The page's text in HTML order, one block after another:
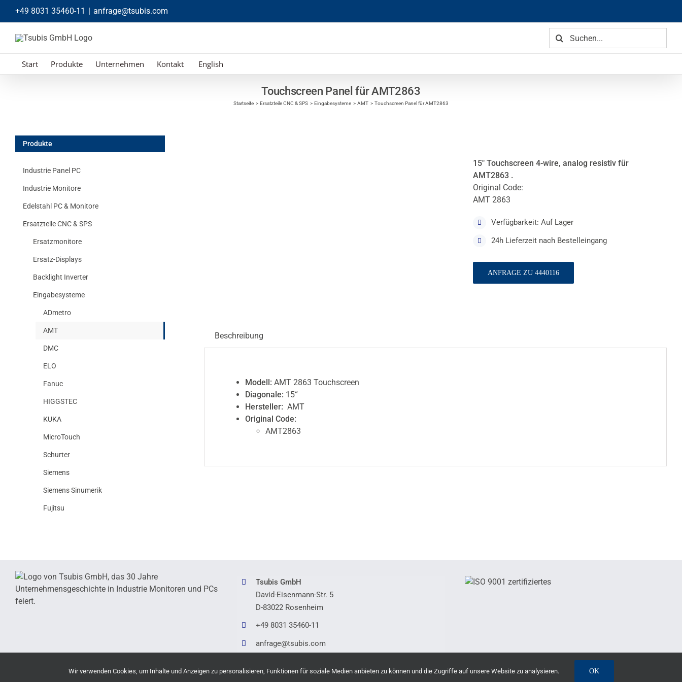
+49 8031 35460-11 | anfrage@tsubis.com
Suche
nach:
Start Produkte Unternehmen Kontakt English
Touchscreen Panel für AMT2863
Startseite Ersatzteile CNC & SPS Eingabesysteme AMT Touchscreen Panel für AMT2863
15″ Touchscreen 4-wire, analog resistiv für
AMT2863 .
Original Code:
AMT 2863
Verfügbarkeit: Auf Lager
24h Lieferzeit nach Bestelleingang
ANFRAGE ZU 4440116
Beschreibung
Modell: AMT 2863 Touchscreen
Diagonale: 15“
Hersteller: AMT
Original Code:
AMT2863
Produkte
Industrie Panel PC
Industrie Monitore
Edelstahl PC & Monitore
Ersatzteile CNC & SPS
Ersatzmonitore
Ersatz-Displays
Backlight Inverter
Eingabesysteme
ADmetro
AMT
DMC
ELO
Fanuc
HIGGSTEC
KUKA
MicroTouch
Schurter
Siemens
Siemens Sinumerik
Fujitsu
Tsubis GmbH
David-Eisenmann-Str. 5
D-83022 Rosenheim
+49 8031 35460-11
anfrage@tsubis.com
Copyright © 2026 Tsubis GmbH | Hinweis zur KI-Nutzung
Wir verwenden Cookies, um Inhalte und Anzeigen zu personalisieren, Funktionen für soziale Medien anbieten zu können und die Zugriffe auf unsere Website zu analysieren. OK